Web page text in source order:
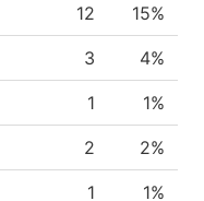
12 15%
3 4%
1 1%
2 2%
1 1%